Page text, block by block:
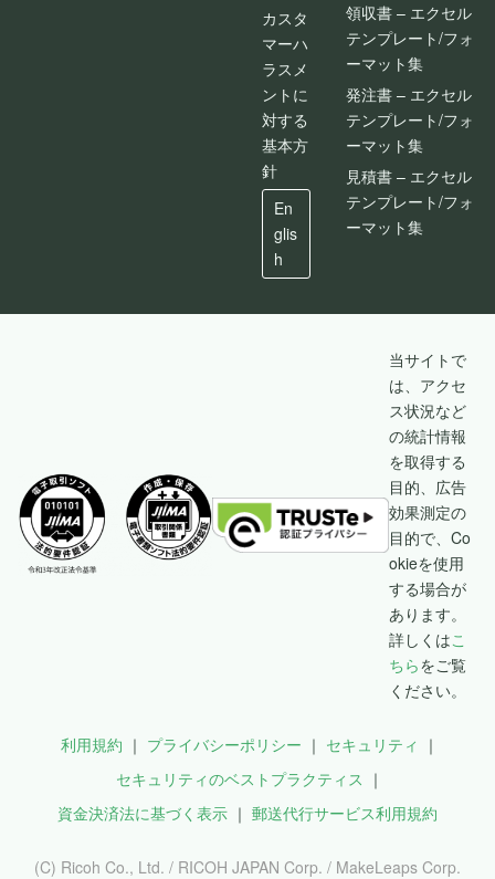
カスタ
マーハ
ラスメ
ントに
対する
基本方
針
En
glis
h
領収書 – エクセル
テンプレート/フォ
ーマット集
発注書 – エクセル
テンプレート/フォ
ーマット集
見積書 – エクセル
テンプレート/フォ
ーマット集
当サイトで
は、アクセ
ス状況など
の統計情報
を取得する
目的、広告
効果測定の
目的で、Co
okieを使用
する場合が
あります。
詳しくはこ
ちらをご覧
ください。
利用規約 プライバシーポリシー
セキュリティ
セキュリティのベストプラクティス
資金決済法に基づく表示
郵送代行サービス利用規約
(C) Ricoh Co., Ltd. / RICOH JAPAN Corp. / MakeLeaps Corp.